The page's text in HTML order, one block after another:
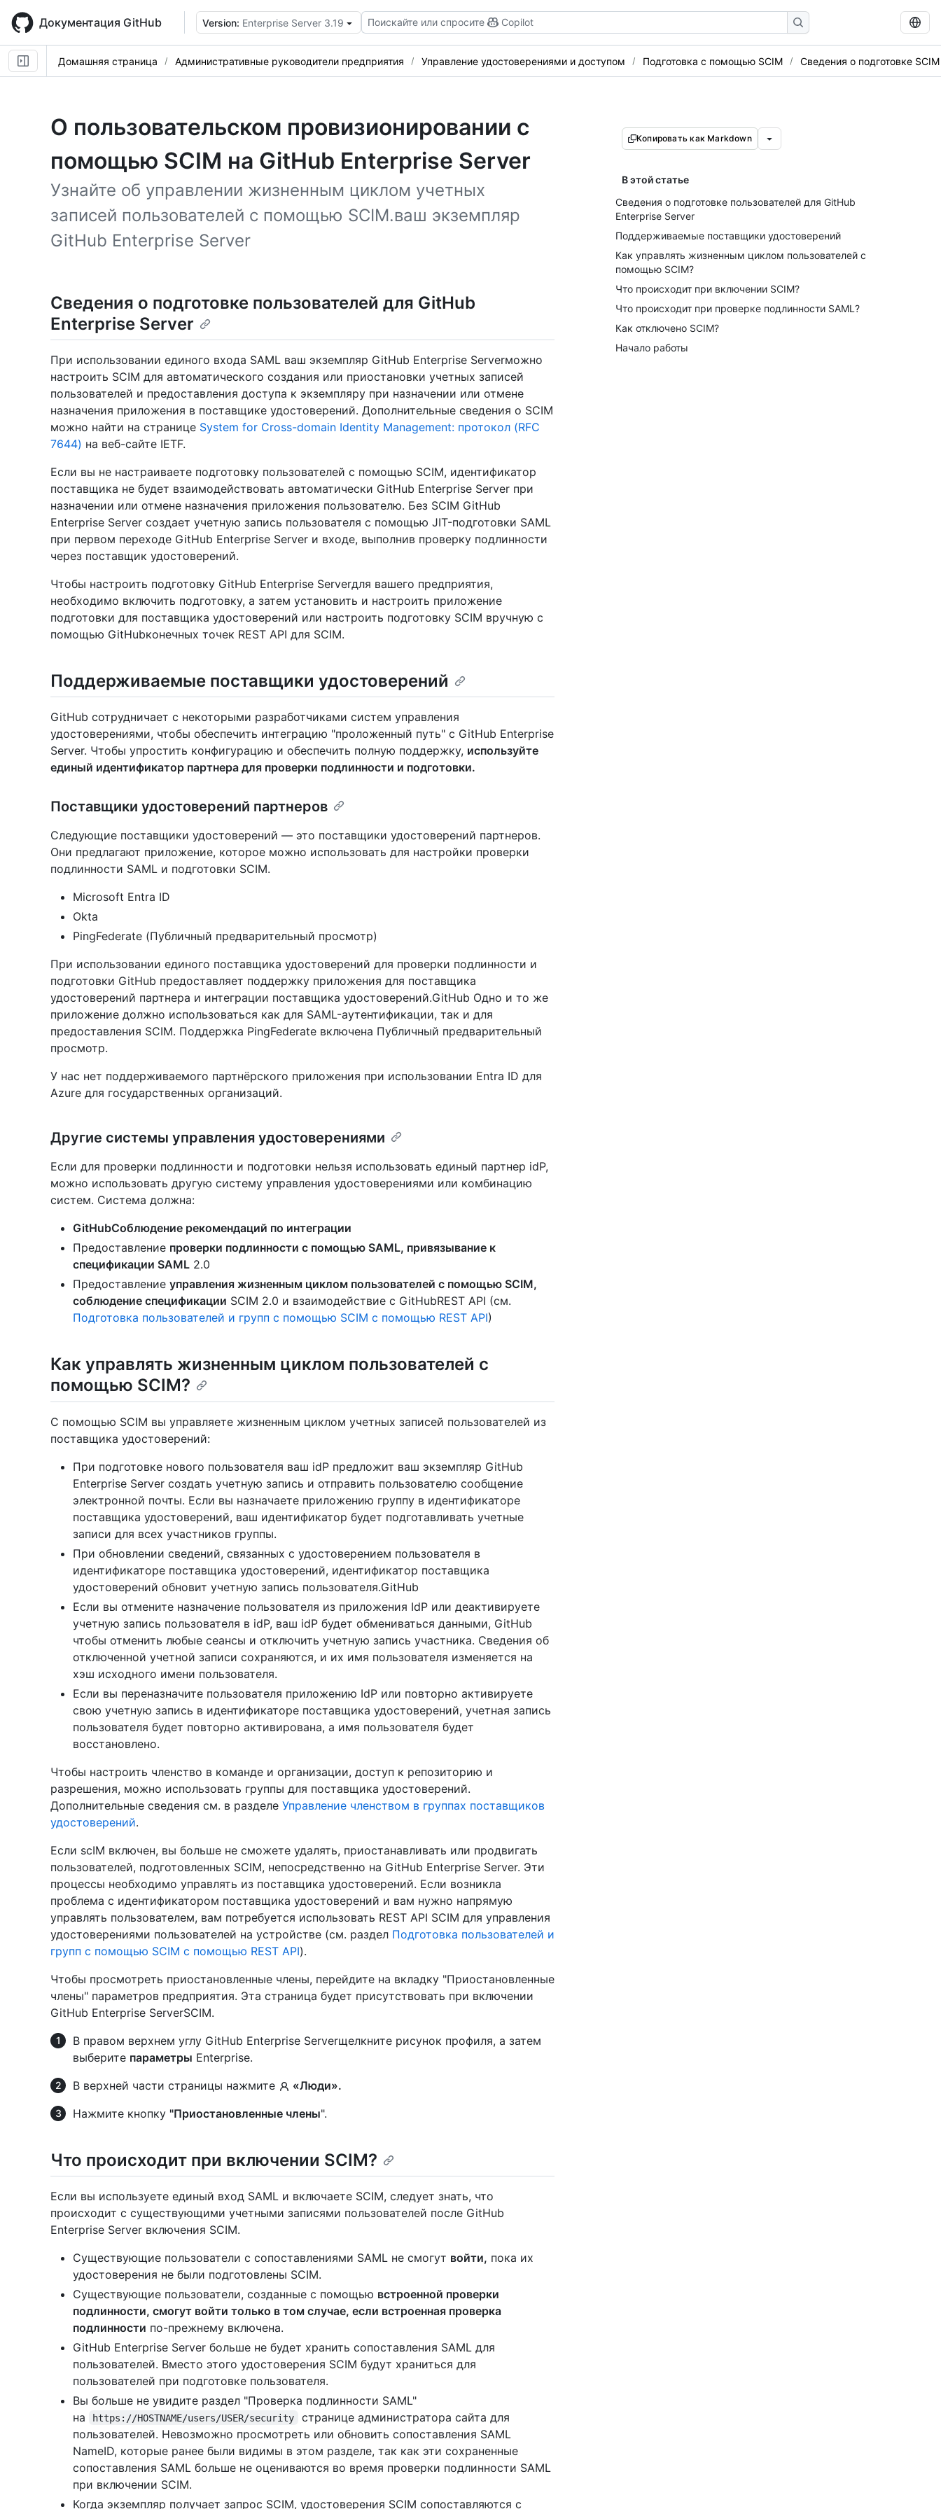
main
content
Документация GitHub Version: Enterprise Server 3.19 Поискайте или спросите Copilot
Домашняя страница Административные руководители предприятия Управление удостоверениями и доступом Подготовка с помощью SCIM Сведения о подготовке SCIM
О пользовательском провизионировании с
помощью SCIM на GitHub Enterprise Server
Узнайте об управлении жизненным циклом учетных
записей пользователей с помощью SCIM.ваш экземпляр
GitHub Enterprise Server
Копировать как Markdown
В этой статье
Сведения о подготовке пользователей для GitHub
Enterprise Server
Поддерживаемые поставщики удостоверений
Как управлять жизненным циклом пользователей с
помощью SCIM?
Что происходит при включении SCIM?
Что происходит при проверке подлинности SAML?
Как отключено SCIM?
Начало работы
Сведения о подготовке пользователей для GitHub
Enterprise Server
При использовании единого входа SAML ваш экземпляр GitHub Enterprise Serverможно
настроить SCIM для автоматического создания или приостановки учетных записей
пользователей и предоставления доступа к экземпляру при назначении или отмене
назначения приложения в поставщике удостоверений. Дополнительные сведения о SCIM
можно найти на странице System for Cross-domain Identity Management: протокол (RFC
7644) на веб-сайте IETF.
Если вы не настраиваете подготовку пользователей с помощью SCIM, идентификатор
поставщика не будет взаимодействовать автоматически GitHub Enterprise Server при
назначении или отмене назначения приложения пользователю. Без SCIM GitHub
Enterprise Server создает учетную запись пользователя с помощью JIT-подготовки SAML
при первом переходе GitHub Enterprise Server и входе, выполнив проверку подлинности
через поставщик удостоверений.
Чтобы настроить подготовку GitHub Enterprise Serverдля вашего предприятия,
необходимо включить подготовку, а затем установить и настроить приложение
подготовки для поставщика удостоверений или настроить подготовку SCIM вручную с
помощью GitHubконечных точек REST API для SCIM.
Поддерживаемые поставщики удостоверений
GitHub сотрудничает с некоторыми разработчиками систем управления
удостоверениями, чтобы обеспечить интеграцию "проложенный путь" с GitHub Enterprise
Server. Чтобы упростить конфигурацию и обеспечить полную поддержку, используйте
единый идентификатор партнера для проверки подлинности и подготовки.
Поставщики удостоверений партнеров
Следующие поставщики удостоверений — это поставщики удостоверений партнеров.
Они предлагают приложение, которое можно использовать для настройки проверки
подлинности SAML и подготовки SCIM.
Microsoft Entra ID
Okta
PingFederate (Публичный предварительный просмотр)
При использовании единого поставщика удостоверений для проверки подлинности и
подготовки GitHub предоставляет поддержку приложения для поставщика
удостоверений партнера и интеграции поставщика удостоверений.GitHub Одно и то же
приложение должно использоваться как для SAML-аутентификации, так и для
предоставления SCIM. Поддержка PingFederate включена Публичный предварительный
просмотр.
У нас нет поддерживаемого партнёрского приложения при использовании Entra ID для
Azure для государственных организаций.
Другие системы управления удостоверениями
Если для проверки подлинности и подготовки нельзя использовать единый партнер idP,
можно использовать другую систему управления удостоверениями или комбинацию
систем. Система должна:
GitHubСоблюдение рекомендаций по интеграции
Предоставление проверки подлинности с помощью SAML, привязывание к
спецификации SAML 2.0
Предоставление управления жизненным циклом пользователей с помощью SCIM,
соблюдение спецификации SCIM 2.0 и взаимодействие с GitHubREST API (см.
Подготовка пользователей и групп с помощью SCIM с помощью REST API)
Как управлять жизненным циклом пользователей с
помощью SCIM?
С помощью SCIM вы управляете жизненным циклом учетных записей пользователей из
поставщика удостоверений:
При подготовке нового пользователя ваш idP предложит ваш экземпляр GitHub
Enterprise Server создать учетную запись и отправить пользователю сообщение
электронной почты. Если вы назначаете приложению группу в идентификаторе
поставщика удостоверений, ваш идентификатор будет подготавливать учетные
записи для всех участников группы.
При обновлении сведений, связанных с удостоверением пользователя в
идентификаторе поставщика удостоверений, идентификатор поставщика
удостоверений обновит учетную запись пользователя.GitHub
Если вы отмените назначение пользователя из приложения IdP или деактивируете
учетную запись пользователя в idP, ваш idP будет обмениваться данными, GitHub
чтобы отменить любые сеансы и отключить учетную запись участника. Сведения об
отключенной учетной записи сохраняются, и их имя пользователя изменяется на
хэш исходного имени пользователя.
Если вы переназначите пользователя приложению IdP или повторно активируете
свою учетную запись в идентификаторе поставщика удостоверений, учетная запись
пользователя будет повторно активирована, а имя пользователя будет
восстановлено.
Чтобы настроить членство в команде и организации, доступ к репозиторию и
разрешения, можно использовать группы для поставщика удостоверений.
Дополнительные сведения см. в разделе Управление членством в группах поставщиков
удостоверений.
Если scIM включен, вы больше не сможете удалять, приостанавливать или продвигать
пользователей, подготовленных SCIM, непосредственно на GitHub Enterprise Server. Эти
процессы необходимо управлять из поставщика удостоверений. Если возникла
проблема с идентификатором поставщика удостоверений и вам нужно напрямую
управлять пользователем, вам потребуется использовать REST API SCIM для управления
удостоверениями пользователей на устройстве (см. раздел Подготовка пользователей и
групп с помощью SCIM с помощью REST API).
Чтобы просмотреть приостановленные члены, перейдите на вкладку "Приостановленные
члены" параметров предприятия. Эта страница будет присутствовать при включении
GitHub Enterprise ServerSCIM.
В правом верхнем углу GitHub Enterprise Serverщелкните рисунок профиля, а затем
выберите параметры Enterprise.
В верхней части страницы нажмите
«Люди».
Нажмите кнопку "Приостановленные члены".
Что происходит при включении SCIM?
Если вы используете единый вход SAML и включаете SCIM, следует знать, что
происходит с существующими учетными записями пользователей после GitHub
Enterprise Server включения SCIM.
Существующие пользователи с сопоставлениями SAML не смогут войти, пока их
удостоверения не были подготовлены SCIM.
Существующие пользователи, созданные с помощью встроенной проверки
подлинности, смогут войти только в том случае, если встроенная проверка
подлинности по-прежнему включена.
GitHub Enterprise Server больше не будет хранить сопоставления SAML для
пользователей. Вместо этого удостоверения SCIM будут храниться для
пользователей при подготовке пользователя.
Вы больше не увидите раздел "Проверка подлинности SAML"
на
https://HOSTNAME/users/USER/security
странице администратора сайта для
пользователей. Невозможно просмотреть или обновить сопоставления SAML
NameID, которые ранее были видимы в этом разделе, так как эти сохраненные
сопоставления SAML больше не оцениваются во время проверки подлинности SAML
при включении SCIM.
Когда экземпляр получает запрос SCIM, удостоверения SCIM сопоставляются с